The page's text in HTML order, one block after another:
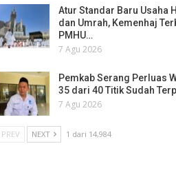
Atur Standar Baru Usaha
dan Umrah, Kemenhaj
PMHU…
7 Agu 2026
Pemkab Serang Perluas
35 dari 40 Titik Sudah
7 Agu 2026
PREV NEXT 1 dari 14,984